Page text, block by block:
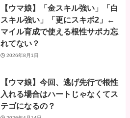
【ウマ娘】「金スキル強い」「白
スキル強い」「更にスキポ2」←
マイル育成で使える根性サポカ忘
れてない？
2026年8月1日
【ウマ娘】今回、逃げ先行で根性
入れる場合はハートじゃなくてス
テゴになるの？